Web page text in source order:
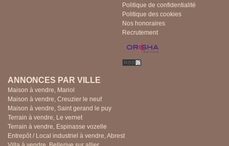
Politique de confidentialité
Politique des cookies
Nos honoraires
Recrutement
ANNONCES PAR VILLE
Maison à vendre, Mariol
Maison à vendre, Creuzier le neuf
Maison à vendre, Saint gerand le puy
Terrain à vendre, Le vernet
Terrain à vendre, Espinasse vozelle
Entrepôt / Local industriel à vendre, Abrest